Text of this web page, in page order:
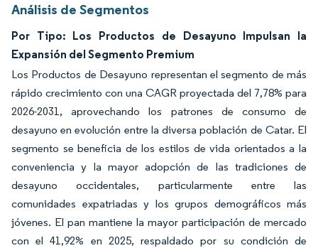
Análisis de Segmentos
Por Tipo: Los Productos de Desayuno Impulsan la
Expansión del Segmento Premium
Los Productos de Desayuno representan el segmento de más
rápido crecimiento con una CAGR proyectada del 7,78% para
2026-2031, aprovechando los patrones de consumo de
desayuno en evolución entre la diversa población de Catar. El
segmento se beneficia de los estilos de vida orientados a la
conveniencia y la mayor adopción de las tradiciones de
desayuno occidentales, particularmente entre las
comunidades expatriadas y los grupos demográficos más
jóvenes. El pan mantiene la mayor participación de mercado
con el 41,92% en 2025, respaldado por su condición de